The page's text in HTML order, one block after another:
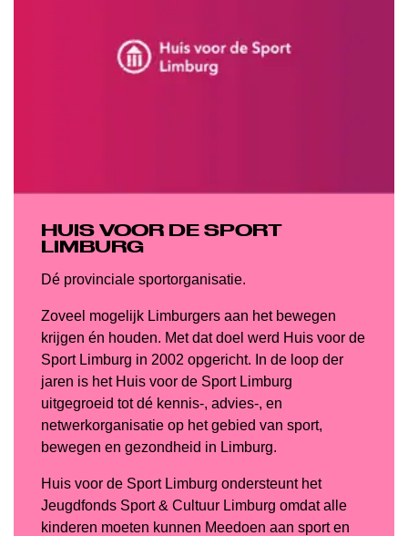
HUIS VOOR DE SPORT
LIMBURG
Dé provinciale sportorganisatie.
Zoveel mogelijk Limburgers aan het bewegen
krijgen én houden. Met dat doel werd Huis voor de
Sport Limburg in 2002 opgericht. In de loop der
jaren is het Huis voor de Sport Limburg
uitgegroeid tot dé kennis-, advies-, en
netwerkorganisatie op het gebied van sport,
bewegen en gezondheid in Limburg.
Huis voor de Sport Limburg ondersteunt het
Jeugdfonds Sport & Cultuur Limburg omdat alle
kinderen moeten kunnen Meedoen aan sport en